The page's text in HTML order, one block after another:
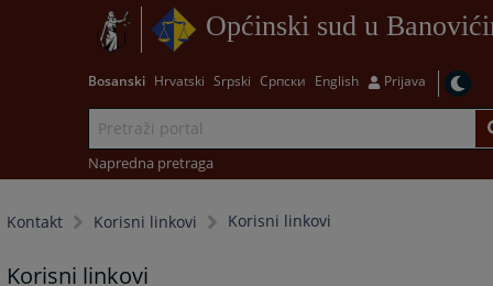
Općinski sud u
Bosanski Hrvatski Srpski Српски English Prijava
Napredna pretraga
Kontakt Korisni linkovi Korisni linkovi
Korisni linkovi